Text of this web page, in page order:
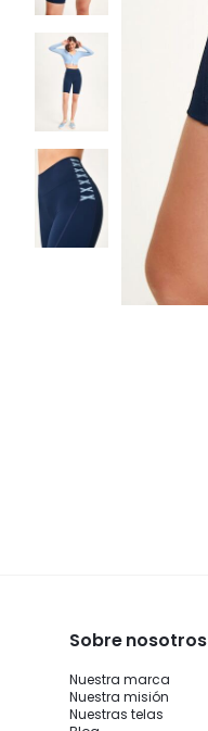
Sobre nosotros
Nuestra marca
Nuestra misión
Nuestras telas